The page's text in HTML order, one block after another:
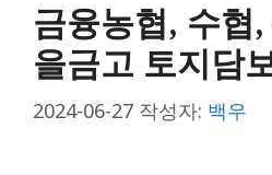
금융농협, 수협
을금고 토지담
2024-06-27 작성자: 백우